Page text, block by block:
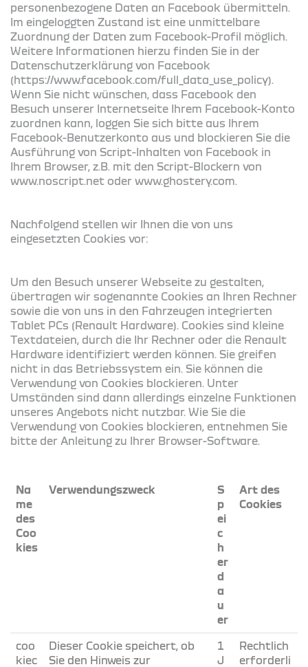
personenbezogene Daten an Facebook übermitteln.
Im eingeloggten Zustand ist eine unmittelbare
Zuordnung der Daten zum Facebook-Profil möglich.
Weitere Informationen hierzu finden Sie in der
Datenschutzerklärung von Facebook
(https://www.facebook.com/full_data_use_policy).
Wenn Sie nicht wünschen, dass Facebook den
Besuch unserer Internetseite Ihrem Facebook-Konto
zuordnen kann, loggen Sie sich bitte aus Ihrem
Facebook-Benutzerkonto aus und blockieren Sie die
Ausführung von Script-Inhalten von Facebook in
Ihrem Browser, z.B. mit den Script-Blockern von
www.noscript.net oder www.ghostery.com.
Nachfolgend stellen wir Ihnen die von uns
eingesetzten Cookies vor:
Um den Besuch unserer Webseite zu gestalten,
übertragen wir sogenannte Cookies an Ihren Rechner
sowie die von uns in den Fahrzeugen integrierten
Tablet PCs (Renault Hardware). Cookies sind kleine
Textdateien, durch die Ihr Rechner oder die Renault
Hardware identifiziert werden können. Sie greifen
nicht in das Betriebssystem ein. Sie können die
Verwendung von Cookies blockieren. Unter
Umständen sind dann allerdings einzelne Funktionen
unseres Angebots nicht nutzbar. Wie Sie die
Verwendung von Cookies blockieren, entnehmen Sie
bitte der Anleitung zu Ihrer Browser-Software.
Na
me
des
Coo
kies
Verwendungszweck
S
p
ei
c
h
er
d
a
u
er
Art des
Cookies
coo
kiec
Dieser Cookie speichert, ob
Sie den Hinweis zur
1
J
Rechtlich
erforderli